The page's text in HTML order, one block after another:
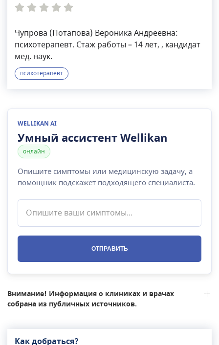
Чупрова (Потапова) Вероника Андреевна:
психотерапевт. Стаж работы – 14 лет, , кандидат
мед. наук.
психотерапевт
WELLIKAN AI
Умный ассистент Wellikan
онлайн
Опишите симптомы или медицинскую задачу, а
помощник подскажет подходящего специалиста.
ОТПРАВИТЬ
Внимание! Информация о клиниках и врачах
собрана из публичных источников.
Как добраться?